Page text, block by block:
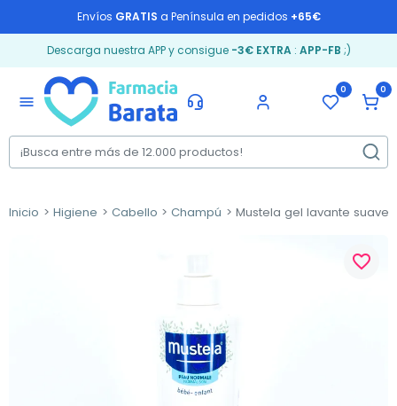
Envíos GRATIS a Península en pedidos +65€
Descarga nuestra APP y consigue -3€ EXTRA: APP-FB ;)
menu
0 0
Inicio Higiene Cabello Champú Mustela gel lavante suave,
favorite_border